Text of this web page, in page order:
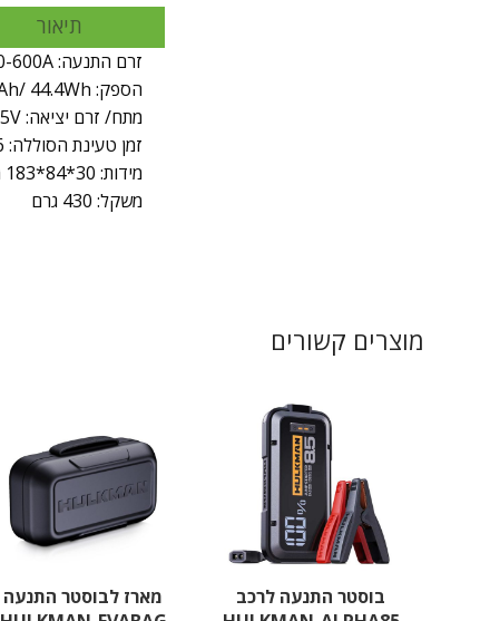
תיאור
זרם התנעה: 300-600A
הספק: 12000mAh/ 44.4Wh
מתח/ זרם יציאה: 10A/ 12V | 2A& 1A/ 5V | התנעה של מצברי 12V
זמן טעינת הסוללה: 6 שעות | זמן המתנה ללא טעינה: עד 9 חודשים
מידות: 30*84*183 מ"מ
משקל: 430 גרם
מוצרים קשורים
בוסטר התנעה לרכב
מארז לבוסטר התנעה